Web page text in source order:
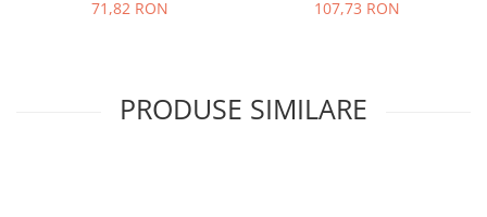
71,82 RON
107,73 RON
PRODUSE SIMILARE